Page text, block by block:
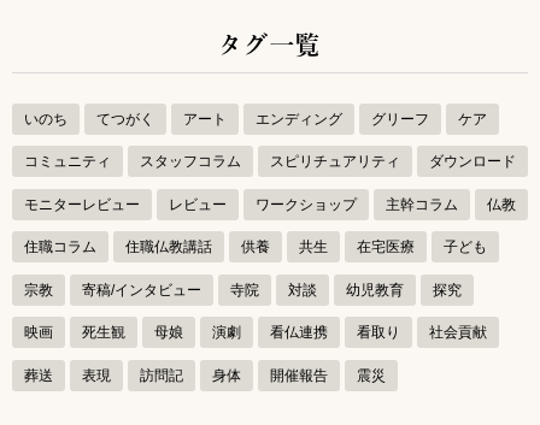
タグ一覧
いのち てつがく アート エンディング グリーフ ケア
コミュニティ スタッフコラム スピリチュアリティ ダウンロード
モニターレビュー レビュー ワークショップ 主幹コラム 仏教
住職コラム 住職仏教講話 供養 共生 在宅医療 子ども
宗教 寄稿/インタビュー 寺院 対談 幼児教育 探究
映画 死生観 母娘 演劇 看仏連携 看取り 社会貢献
葬送 表現 訪問記 身体 開催報告 震災